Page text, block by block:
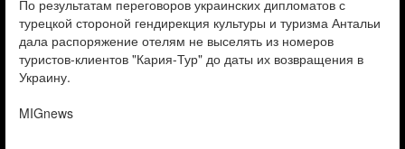
По результатам переговоров украинских дипломатов с
турецкой стороной гендирекция культуры и туризма Антальи
дала распоряжение отелям не выселять из номеров
туристов-клиентов "Кария-Тур" до даты их возвращения в
Украину.
MIGnews